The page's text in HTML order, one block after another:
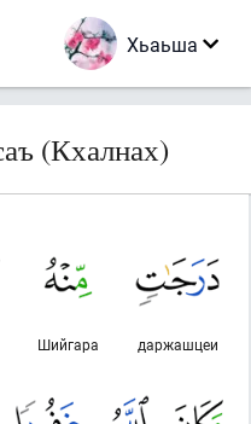
Хьаьша
(Кхалнах)
даржашцеи
Шийгара